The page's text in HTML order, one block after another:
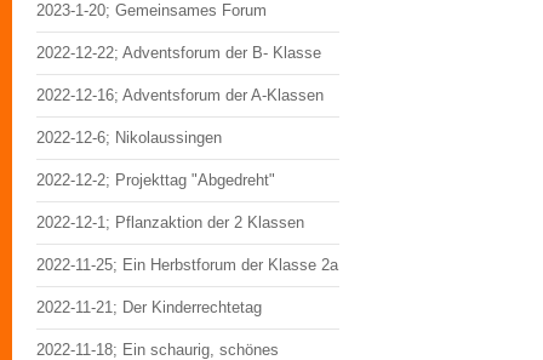
2023-1-20; Gemeinsames Forum
2022-12-22; Adventsforum der B- Klasse
2022-12-16; Adventsforum der A-Klassen
2022-12-6; Nikolaussingen
2022-12-2; Projekttag "Abgedreht"
2022-12-1; Pflanzaktion der 2 Klassen
2022-11-25; Ein Herbstforum der Klasse 2a
2022-11-21; Der Kinderrechtetag
2022-11-18; Ein schaurig, schönes